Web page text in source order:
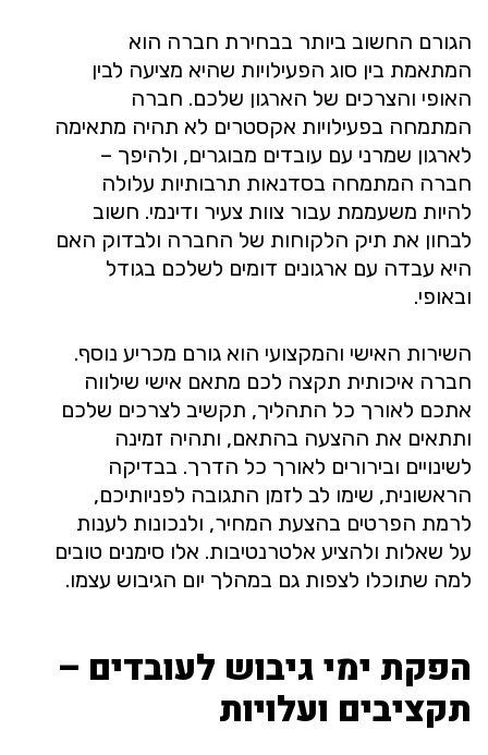
הגורם החשוב ביותר בבחירת חברה הוא
המתאמת בין סוג הפעילויות שהיא מציעה לבין
האופי והצרכים של הארגון שלכם. חברה
המתמחה בפעילויות אקסטרים לא תהיה מתאימה
לארגון שמרני עם עובדים מבוגרים, ולהיפך –
חברה המתמחה בסדנאות תרבותיות עלולה
להיות משעממת עבור צוות צעיר ודינמי. חשוב
לבחון את תיק הלקוחות של החברה ולבדוק האם
היא עבדה עם ארגונים דומים לשלכם בגודל
ובאופי.
השירות האישי והמקצועי הוא גורם מכריע נוסף.
חברה איכותית תקצה לכם מתאם אישי שילווה
אתכם לאורך כל התהליך, תקשיב לצרכים שלכם
ותתאים את ההצעה בהתאם, ותהיה זמינה
לשינויים ובירורים לאורך כל הדרך. בבדיקה
הראשונית, שימו לב לזמן התגובה לפניותיכם,
לרמת הפרטים בהצעת המחיר, ולנכונות לענות
על שאלות ולהציע אלטרנטיבות. אלו סימנים טובים
למה שתוכלו לצפות גם במהלך יום הגיבוש עצמו.
הפקת ימי גיבוש לעובדים –
תקציבים ועלויות